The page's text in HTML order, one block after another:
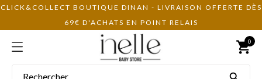
CLICK&COLLECT BOUTIQUE DINAN - LIVRAISON OFFERTE DÈS
69€ D'ACHATS EN POINT RELAIS
shopping_cart
0